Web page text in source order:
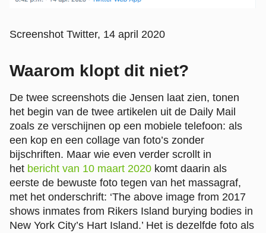
Screenshot Twitter, 14 april 2020
Waarom klopt dit niet?
De twee screenshots die Jensen laat zien, tonen
het begin van de twee artikelen uit de Daily Mail
zoals ze verschijnen op een mobiele telefoon: als
een kop en een collage van foto’s zonder
bijschriften. Maar wie even verder scrollt in
het bericht van 10 maart 2020 komt daarin als
eerste de bewuste foto tegen van het massagraf,
met het onderschrift: ‘The above image from 2017
shows inmates from Rikers Island burying bodies in
New York City’s Hart Island.’ Het is dezelfde foto als